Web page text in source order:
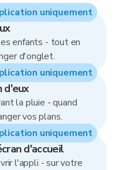
6 Aug 2026
enfants - tout en
d'onglet.
uniquement
d'eux
la pluie - quand
vos plans.
uniquement
d'accueil
l'appli - sur votre
uniquement